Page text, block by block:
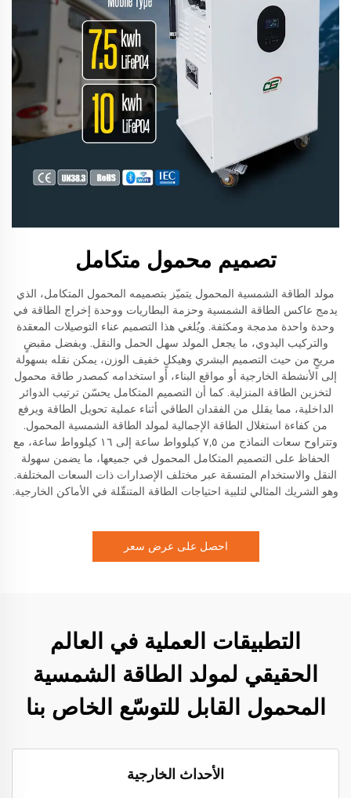
تصميم محمول متكامل
مولد الطاقة الشمسية المحمول يتميّز بتصميمه المحمول المتكامل، الذي
يدمج عاكس الطاقة الشمسية وحزمة البطاريات ووحدة إخراج الطاقة في
وحدة واحدة مدمجة ومكثفة. ويُلغي هذا التصميم عناء التوصيلات المعقدة
والتركيب اليدوي، ما يجعل المولد سهل الحمل والنقل. وبفضل مقبضٍ
مريحٍ من حيث التصميم البشري وهيكلٍ خفيف الوزن، يمكن نقله بسهولة
إلى الأنشطة الخارجية أو مواقع البناء، أو استخدامه كمصدر طاقة محمول
لتخزين الطاقة المنزلية. كما أن التصميم المتكامل يحسّن ترتيب الدوائر
الداخلية، مما يقلل من الفقدان الطاقي أثناء عملية تحويل الطاقة ويرفع
من كفاءة استغلال الطاقة الإجمالية لمولد الطاقة الشمسية المحمول.
وتتراوح سعات النماذج من ٧,٥ كيلوواط ساعة إلى ١٦ كيلوواط ساعة، مع
الحفاظ على التصميم المتكامل المحمول في جميعها، ما يضمن سهولة
النقل والاستخدام المتسقة عبر مختلف الإصدارات ذات السعات المختلفة.
وهو الشريك المثالي لتلبية احتياجات الطاقة المتنقّلة في الأماكن الخارجية.
احصل على عرض سعر
التطبيقات العملية في العالم
الحقيقي لمولد الطاقة الشمسية
المحمول القابل للتوسّع الخاص بنا
الأحداث الخارجية